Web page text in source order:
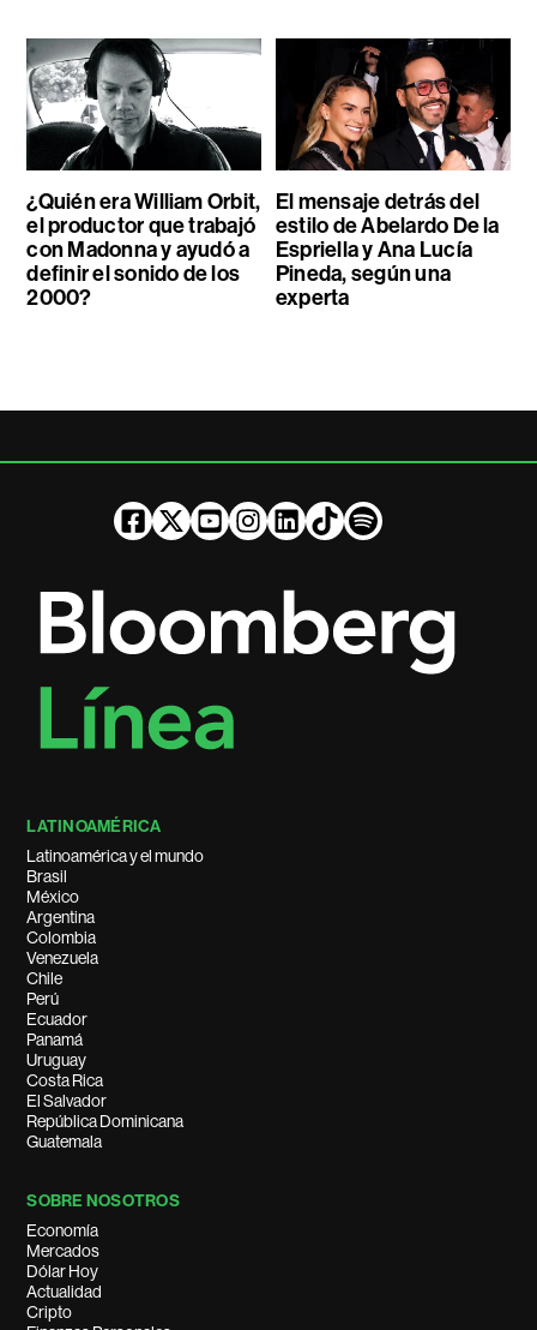
¿Quién era William Orbit,
el productor que trabajó
con Madonna y ayudó a
definir el sonido de los
2000?
El mensaje detrás del
estilo de Abelardo De la
Espriella y Ana Lucía
Pineda, según una
experta
LATINOAMÉRICA
Latinoamérica y el mundo
Brasil
México
Argentina
Colombia
Venezuela
Chile
Perú
Ecuador
Panamá
Uruguay
Costa Rica
El Salvador
República Dominicana
Guatemala
SOBRE NOSOTROS
Economía
Mercados
Dólar Hoy
Actualidad
Cripto